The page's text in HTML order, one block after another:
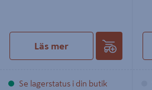
Läs mer
Se lagerstatus i din butik